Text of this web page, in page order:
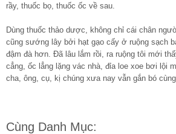
rầy, thuốc bọ, thuốc ốc về sau.
Dùng thuốc thảo dược, không chỉ cái chân
cũng sướng lây bởi hạt gạo cấy ở ruộng sạch
đậm đà hơn. Đã lâu lắm rồi, ra ruộng tôi mới
cẳng, ốc lẳng lặng vác nhà, đỉa loe xoe bơi lội
cha, ông, cụ, kị chúng xưa nay vẫn gắn bó cùng
Cùng Danh Mục: